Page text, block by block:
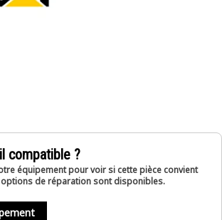
compatible ?
équipement pour voir si cette pièce convient
de réparation sont disponibles.